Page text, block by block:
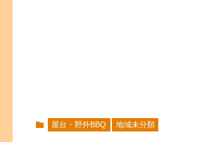
屋台・野外BBQ 地域未分類